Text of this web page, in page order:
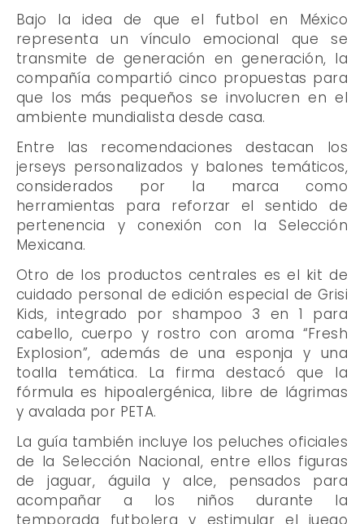
Bajo la idea de que el futbol en México
representa un vínculo emocional que se
transmite de generación en generación, la
compañía compartió cinco propuestas para
que los más pequeños se involucren en el
ambiente mundialista desde casa.
Entre las recomendaciones destacan los
jerseys personalizados y balones temáticos,
considerados por la marca como
herramientas para reforzar el sentido de
pertenencia y conexión con la Selección
Mexicana.
Otro de los productos centrales es el kit de
cuidado personal de edición especial de Grisi
Kids, integrado por shampoo 3 en 1 para
cabello, cuerpo y rostro con aroma “Fresh
Explosion”, además de una esponja y una
toalla temática. La firma destacó que la
fórmula es hipoalergénica, libre de lágrimas
y avalada por PETA.
La guía también incluye los peluches oficiales
de la Selección Nacional, entre ellos figuras
de jaguar, águila y alce, pensados para
acompañar a los niños durante la
temporada futbolera y estimular el juego